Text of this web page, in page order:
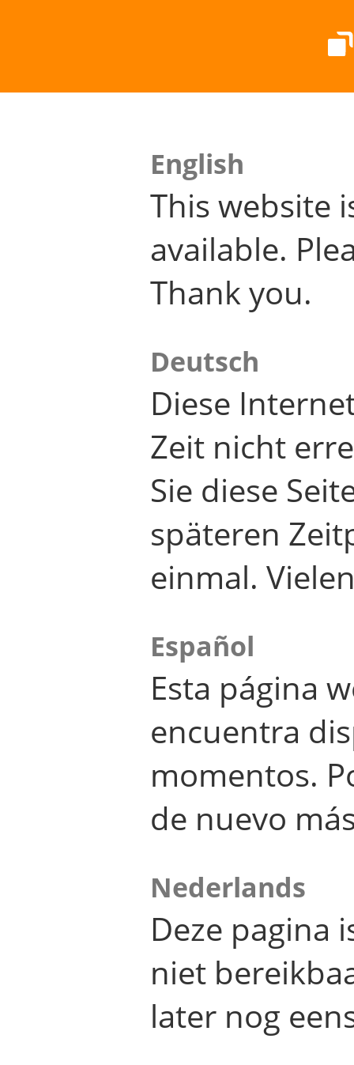
English
This website
available.
Thank you.
Deutsch
Diese
Zeit nicht
Sie diese
späteren
einmal.
Español
Esta página
encuentra
momentos.
de nuevo
Nederlands
Deze pagina
niet
later nog